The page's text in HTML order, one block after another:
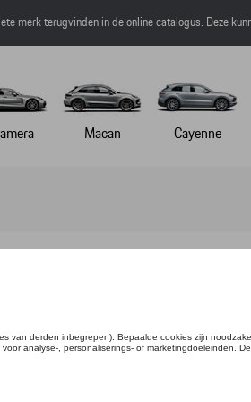
merk terugvinden in de online catalogus. Deze
Macan Cayenne
RACING - XXL